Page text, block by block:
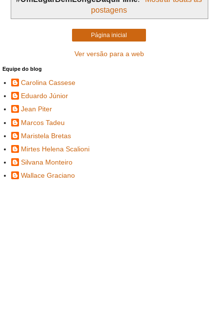
postagens
Página inicial
Ver versão para a web
Equipe do blog
Carolina Cassese
Eduardo Júnior
Jean Piter
Marcos Tadeu
Maristela Bretas
Mirtes Helena Scalioni
Silvana Monteiro
Wallace Graciano